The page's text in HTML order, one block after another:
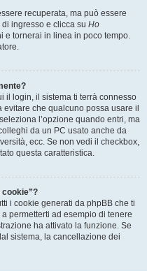
recuperata, ma può essere
ingresso e clicca su Ho
e tornerai in linea in poco tempo.
il login, il sistema ti terrà connesso
che qualcuno possa usare il
l’opzione quando entri, ma
da un PC usato anche da
ecc. Se non vedi il checkbox,
questa caratteristica.
cookie”?
i cookie generati da phpBB che ti
permetterti ad esempio di tenere
ha attivato la funzione. Se
sistema, la cancellazione dei